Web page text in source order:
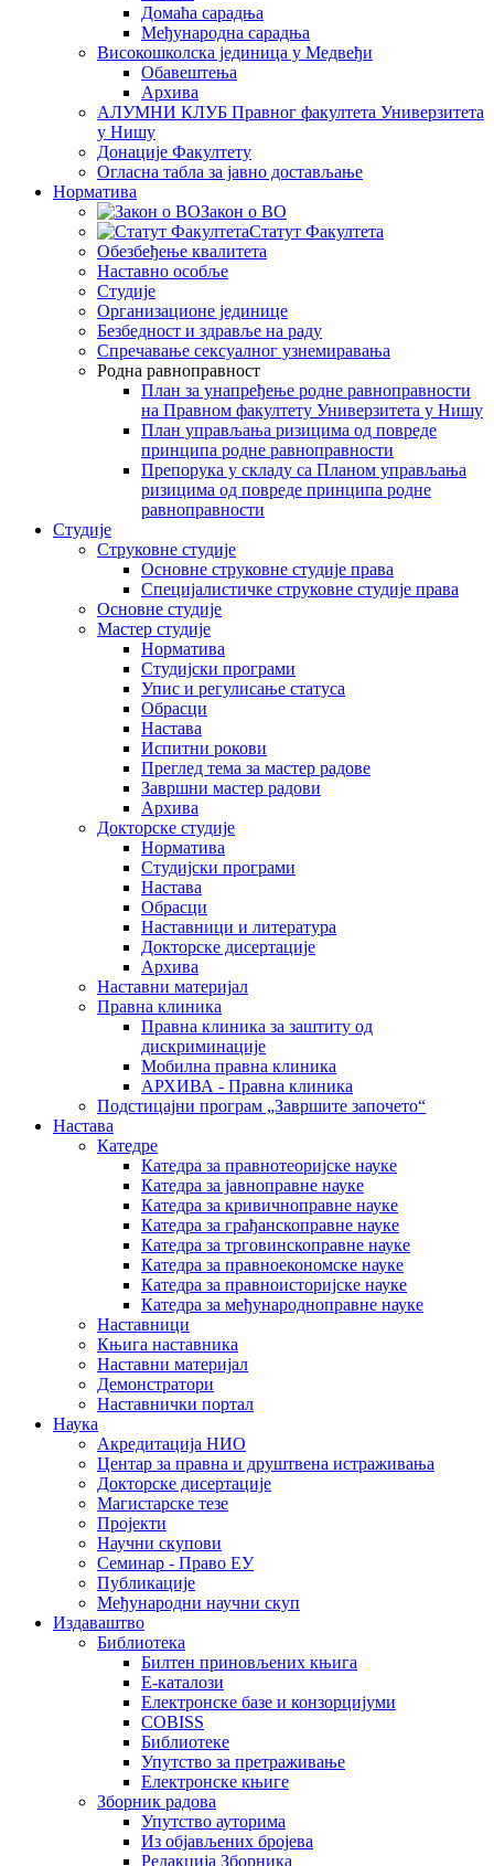
Домаћа сарадња
Међународна сарадња
Високошколска јединица у Медвеђи
Обавештења
Архива
АЛУМНИ КЛУБ Правног факултета Универзитета
у Нишу
Донације Факултету
Огласна табла за јавно достављање
Норматива
Закон о ВО
Статут Факултета
Обезбеђење квалитета
Наставно особље
Студије
Организационе јединице
Безбедност и здравље на раду
Спречавање сексуалног узнемиравања
Родна равноправност
План за унапређење родне равноправности
на Правном факултету Универзитета у Нишу
План управљања ризицима од повреде
принципа родне равноправности
Препорука у складу са Планом управљања
ризицима од повреде принципа родне
равноправности
Студије
Струковне студије
Основне струковне студије права
Специјалистичке струковне студије права
Основне студије
Мастер студије
Норматива
Студијски програми
Упис и регулисање статуса
Обрасци
Настава
Испитни рокови
Преглед тема за мастер радове
Завршни мастер радови
Архива
Докторске студије
Норматива
Студијски програми
Настава
Обрасци
Наставници и литература
Докторске дисертације
Архива
Наставни материјал
Правна клиника
Правна клиника за заштиту од
дискриминације
Мобилна правна клиника
АРХИВА - Правна клиника
Подстицајни програм „Завршите започето“
Настава
Катедре
Катедра за правнотеоријске науке
Катедра за јавноправне науке
Катедра за кривичноправне науке
Катедра за грађанскоправне науке
Катедра за трговинскоправне науке
Катедра за правноекономске науке
Катедра за правноисторијске науке
Катедра за међународноправне науке
Наставници
Књига наставника
Наставни материјал
Демонстратори
Наставнички портал
Наука
Акредитација НИО
Центар за правна и друштвена истраживања
Докторске дисертације
Магистарске тезе
Пројекти
Научни скупови
Семинар - Право ЕУ
Публикације
Међународни научни скуп
Издаваштво
Библиотека
Билтен приновљених књига
Е-каталози
Електронске базе и конзорцијуми
COBISS
Библиотеке
Упутство за претраживање
Електронске књиге
Зборник радова
Упутство ауторима
Из објављених бројева
Редакција Зборника